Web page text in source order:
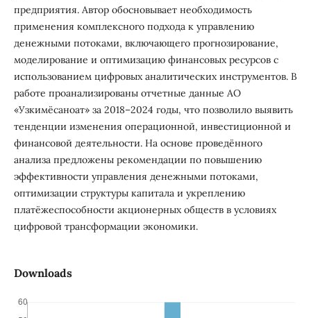
предприятия. Автор обосновывает необходимость
применения комплексного подхода к управлению
денежными потоками, включающего прогнозирование,
моделирование и оптимизацию финансовых ресурсов с
использованием цифровых аналитических инструментов. В
работе проанализированы отчетные данные АО
«Узкимёсаноат» за 2018–2024 годы, что позволило выявить
тенденции изменения операционной, инвестиционной и
финансовой деятельности. На основе проведённого
анализа предложены рекомендации по повышению
эффективности управления денежными потоками,
оптимизации структуры капитала и укреплению
платёжеспособности акционерных обществ в условиях
цифровой трансформации экономики.
Downloads